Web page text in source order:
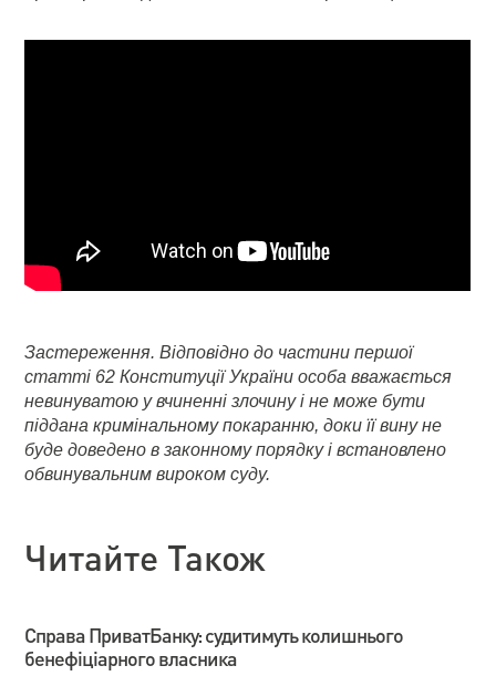
Застереження. Відповідно до частини першої
статті 62 Конституції України особа вважається
невинуватою у вчиненні злочину і не може бути
піддана кримінальному покаранню, доки її вину не
буде доведено в законному порядку і встановлено
обвинувальним вироком суду.
Читайте Також
Справа ПриватБанку: судитимуть колишнього
бенефіціарного власника